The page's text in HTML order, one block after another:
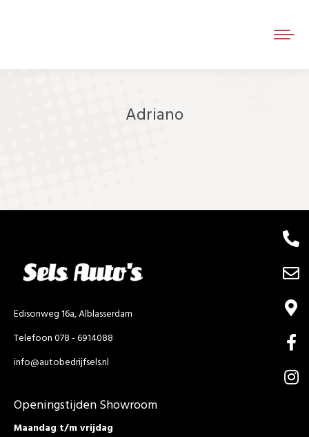
Adriano
Edisonweg 16a, Alblasserdam
Telefoon 078 - 6914088
info@autobedrijfsels.nl
Openingstijden Showroom
Maandag t/m vrijdag